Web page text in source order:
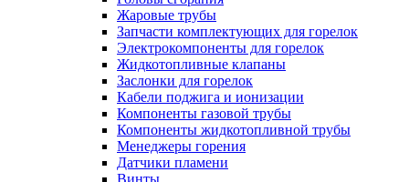
Жаровые трубы
Запчасти комплектующих для горелок
Электрокомпоненты для горелок
Жидкотопливные клапаны
Заслонки для горелок
Кабели поджига и ионизации
Компоненты газовой трубы
Компоненты жидкотопливной трубы
Менеджеры горения
Датчики пламени
Винты